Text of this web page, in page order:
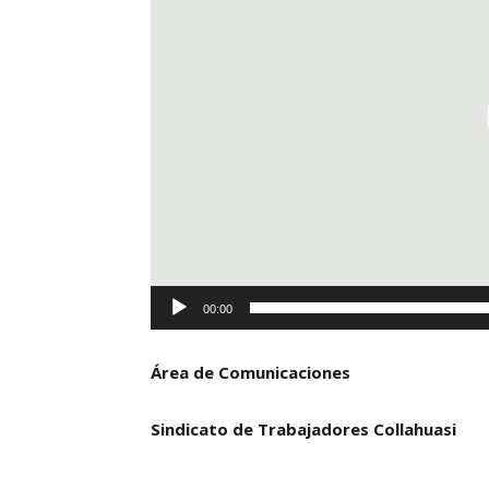
00:00
Área de Comunicaciones
Sindicato de Trabajadores Collahuasi